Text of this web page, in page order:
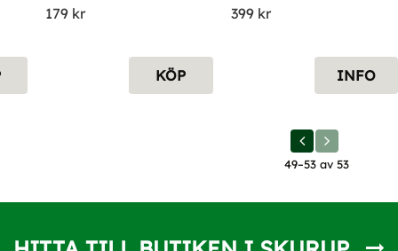
179kr
KÖP
399kr
INFO
49–53av 53